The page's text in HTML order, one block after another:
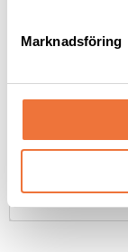
Marknadsföring
hundleksak
59kr